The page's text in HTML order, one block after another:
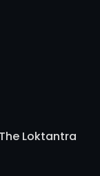
Loktantra